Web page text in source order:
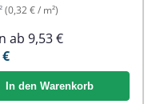
(0,32 € / m²)
ab 9,53 €
In den Warenkorb